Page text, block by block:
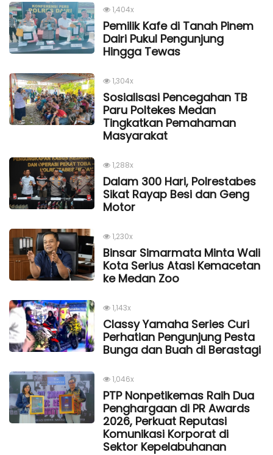
1,404x
Pemilik Kafe di Tanah Pinem
Dairi Pukul Pengunjung
Hingga Tewas
1,304x
Sosialisasi Pencegahan TB
Paru Poltekes Medan
Tingkatkan Pemahaman
Masyarakat
1,288x
Dalam 300 Hari, Polrestabes
Sikat Rayap Besi dan Geng
Motor
1,230x
Binsar Simarmata Minta Wali
Kota Serius Atasi Kemacetan
ke Medan Zoo
1,143x
Classy Yamaha Series Curi
Perhatian Pengunjung Pesta
Bunga dan Buah di Berastagi
1,046x
PTP Nonpetikemas Raih Dua
Penghargaan di PR Awards
2026, Perkuat Reputasi
Komunikasi Korporat di
Sektor Kepelabuhanan